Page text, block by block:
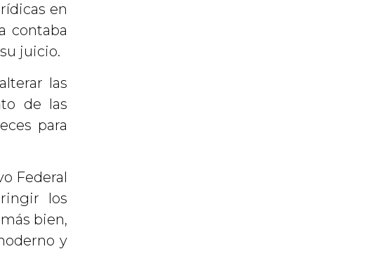
en
contaba
juicio.
las
de las
para
Federal
los
bien,
y